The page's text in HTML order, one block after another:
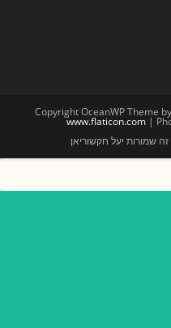
Copyright OceanWP Theme
www.flaticon.com |
שמורות יעל חקשוריאן